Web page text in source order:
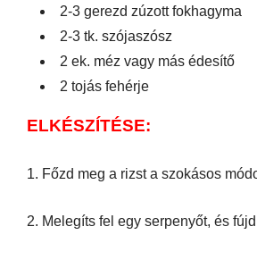
2-3 gerezd zúzott fokhagyma
2-3 tk. szójaszósz
2 ek. méz vagy más édesítő
2 tojás fehérje
ELKÉSZÍTÉSE:
1. Főzd meg a rizst a szokásos
2. Melegíts fel egy serpenyőt, és